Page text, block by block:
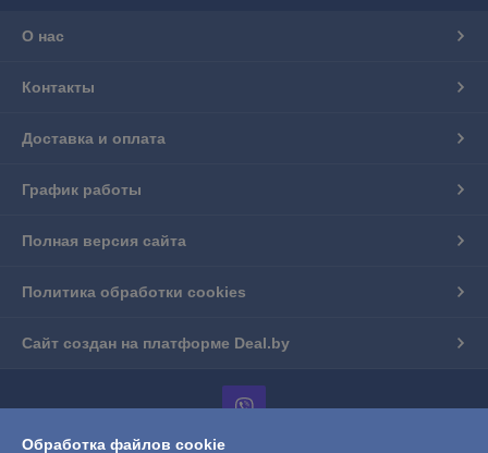
О нас
Контакты
Доставка и оплата
График работы
Полная версия сайта
Политика обработки cookies
Сайт создан на платформе Deal.by
Обработка файлов cookie